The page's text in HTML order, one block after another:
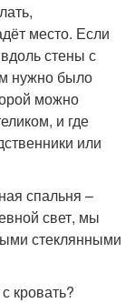
место. Если
стены с
нужно было
можно
и где
или
спальня –
свет, мы
стеклянными
кровать?